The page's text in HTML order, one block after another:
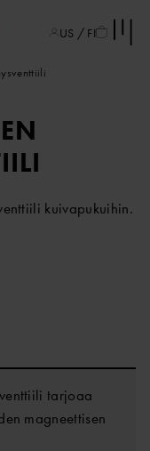
US / FI
kuivapukuihin.
tarjoaa
magneettisen